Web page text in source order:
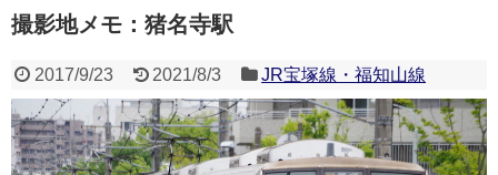
撮影地メモ：猪名寺駅
2017/9/23 2021/8/3 JR宝塚線・福知山線